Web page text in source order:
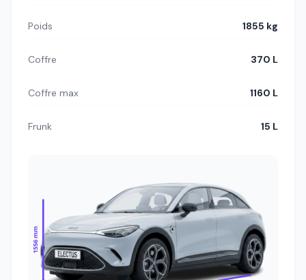
Poids 1855 kg
Coffre 370 L
Coffre max 1160 L
Frunk 15 L
1556 mm